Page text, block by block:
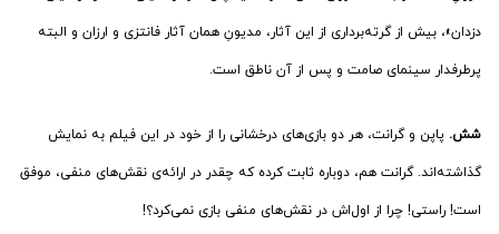
دزدان»، بیش از گرته‌برداری از این آثار، مدیونِ همان آثار فانتزی و ارزان و البته
پرطرفدار سینمای صامت و پس از آن ناطق است.
شش. پاپن و گرانت، هر دو بازی‌های درخشانی را از خود در این فیلم به نمایش
گذاشته‌اند. گرانت هم، دوباره ثابت کرده که چقدر در ارائه‌ی نقش‌های منفی، موفق
است! راستی! چرا از اول‌اش در نقش‌های منفی بازی نمی‌کرد؟!